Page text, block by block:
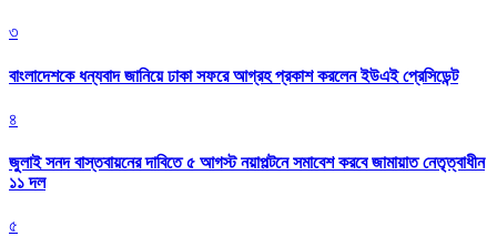
৩
বাংলাদেশকে ধন্যবাদ জানিয়ে ঢাকা সফরে আগ্রহ প্রকাশ করলেন ইউএই প্রেসিডেন্ট
৪
জুলাই সনদ বাস্তবায়নের দাবিতে ৫ আগস্ট নয়াপল্টনে সমাবেশ করবে জামায়াত নেতৃত্বাধীন
১১ দল
৫